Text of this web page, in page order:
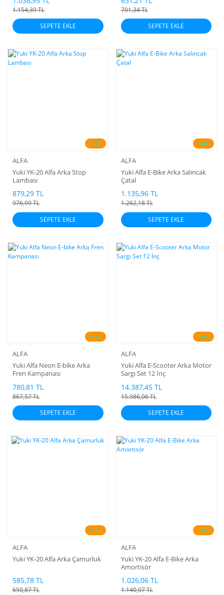
1.154,39 TL
SEPETE EKLE
701,34 TL
SEPETE EKLE
%10
ALFA
Yuki YK-20 Alfa Arka Stop
Lambası
879,29 TL
976,99 TL
SEPETE EKLE
%10
ALFA
Yuki Alfa E-Bike Arka Salıncak
Çatal
1.135,96 TL
1.262,18 TL
SEPETE EKLE
%10
ALFA
Yuki Alfa Neon E-bike Arka
Fren Kampanası
780,81 TL
867,57 TL
SEPETE EKLE
%10
ALFA
Yuki Alfa E-Scooter Arka Motor
Sargı Set 12 İnç
14.387,45 TL
15.986,06 TL
SEPETE EKLE
%10
ALFA
Yuki YK-20 Alfa Arka Çamurluk
585,78 TL
650,87 TL
%10
ALFA
Yuki YK-20 Alfa E-Bike Arka
Amortisör
1.026,06 TL
1.140,07 TL